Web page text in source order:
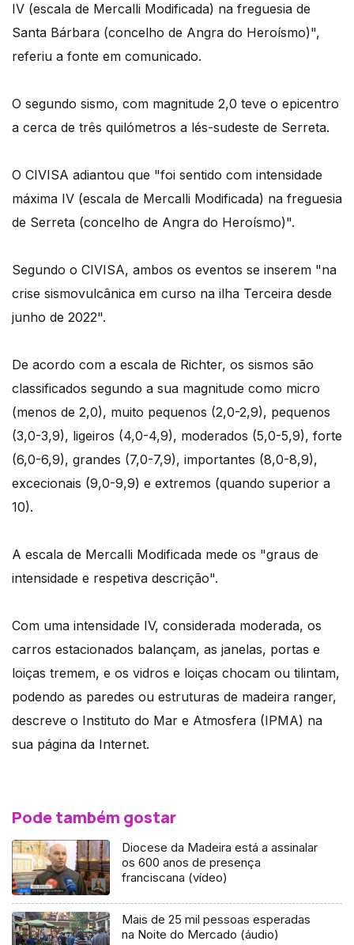
IV (escala de Mercalli Modificada) na freguesia de
Santa Bárbara (concelho de Angra do Heroísmo)",
referiu a fonte em comunicado.
O segundo sismo, com magnitude 2,0 teve o epicentro
a cerca de três quilómetros a lés-sudeste de Serreta.
O CIVISA adiantou que "foi sentido com intensidade
máxima IV (escala de Mercalli Modificada) na freguesia
de Serreta (concelho de Angra do Heroísmo)".
Segundo o CIVISA, ambos os eventos se inserem "na
crise sismovulcânica em curso na ilha Terceira desde
junho de 2022".
De acordo com a escala de Richter, os sismos são
classificados segundo a sua magnitude como micro
(menos de 2,0), muito pequenos (2,0-2,9), pequenos
(3,0-3,9), ligeiros (4,0-4,9), moderados (5,0-5,9), forte
(6,0-6,9), grandes (7,0-7,9), importantes (8,0-8,9),
excecionais (9,0-9,9) e extremos (quando superior a
10).
A escala de Mercalli Modificada mede os "graus de
intensidade e respetiva descrição".
Com uma intensidade IV, considerada moderada, os
carros estacionados balançam, as janelas, portas e
loiças tremem, e os vidros e loiças chocam ou tilintam,
podendo as paredes ou estruturas de madeira ranger,
descreve o Instituto do Mar e Atmosfera (IPMA) na
sua página da Internet.
Pode também gostar
Diocese da Madeira está a assinalar
os 600 anos de presença
franciscana (vídeo)
Mais de 25 mil pessoas esperadas
na Noite do Mercado (áudio)